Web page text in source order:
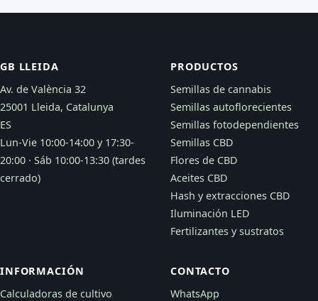
GB LLEIDA
Av. de València 32
25001 Lleida, Catalunya
ES
Lun-Vie 10:00-14:00 y 17:30-
20:00 · Sáb 10:00-13:30 (tardes
cerrado)
PRODUCTOS
Semillas de cannabis
Semillas autoflorecientes
Semillas fotodependientes
Semillas CBD
Flores de CBD
Aceites CBD
Hash y extracciones CBD
Iluminación LED
Fertilizantes y sustratos
INFORMACIÓN
Calculadoras de cultivo
CONTACTO
WhatsApp